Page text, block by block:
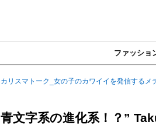
ファッショ
カリスマトーク_女の子のカワイイを発信するメ
青文字系の進化系！？”